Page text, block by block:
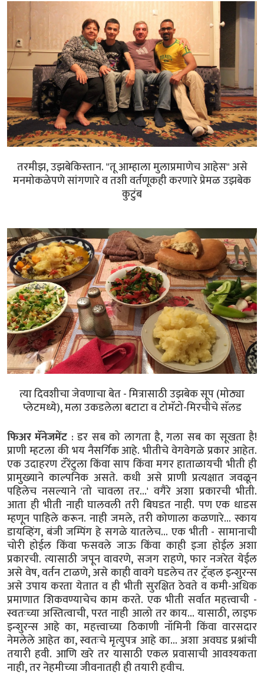
तरमीझ, उझबेकिस्तान. "तू आम्हाला मुलाप्रमाणेच आहेस" असे
मनमोकळेपणे सांगणारे व तशी वर्तणूकही करणारे प्रेमळ उझबेक
कुटुंब
त्या दिवशीचा जेवणाचा बेत - मित्रासाठी उझबेक सूप (मोठ्या
प्लेटमध्ये), मला उकडलेला बटाटा व टोमॅटो-मिरचीचे सॅलड
फिअर मॅनेजमेंट : डर सब को लागता है, गला सब का सूखता है!
प्राणी म्हटला की भय नैसर्गिक आहे. भीतीचे वेगवेगळे प्रकार आहेत.
एक उदाहरण टॅरेंटुला किंवा साप किंवा मगर हाताळायची भीती ही
प्रामुख्याने काल्पनिक असते. कधी असे प्राणी प्रत्यक्षात जवळून
पहिलेच नसल्याने 'तो चावला तर...' वगैरे अशा प्रकारची भीती.
आता ही भीती नाही घालवली तरी बिघडत नाही. पण एक धाडस
म्हणून पाहिले करून. नाही जमले, तरी कोणाला कळणारे... स्काय
डायव्हिंग, बंजी जम्पिंग हे सगळे यातलेच... एक भीती - सामानाची
चोरी होईल किंवा फसवले जाऊ किंवा काही इजा होईल अशा
प्रकारची. त्यासाठी जपून वावरणे, सजग राहणे, फार नजरेत येईल
असे वेष, वर्तन टाळणे, असे काही वावगे घडलेच तर ट्रॅव्हल इन्शुरन्स
असे उपाय करता येतात व ही भीती सुरक्षित ठेवते व कमी-अधिक
प्रमाणात शिकवण्याचेच काम करते. एक भीती सर्वात महत्त्वाची -
स्वतःच्या अस्तित्वाची, परत नाही आलो तर काय... यासाठी, लाइफ
इन्शुरन्स आहे का, महत्त्वाच्या ठिकाणी नॉमिनी किंवा वारसदार
नेमलेले आहेत का, स्वतःचे मृत्युपत्र आहे का... अशा अवघड प्रश्नांची
तयारी हवी. आणि खरे तर यासाठी एकल प्रवासाची आवश्यकता
नाही, तर नेहमीच्या जीवनातही ही तयारी हवीच.